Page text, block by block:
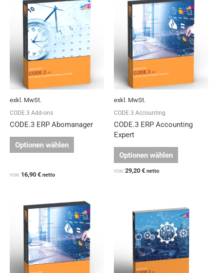
exkl. MwSt.
CODE.3 Add-ons
CODE.3 ERP Abomanager
Optionen wählen
Produkt
weist
mehrere
Varianten
auf.
können
auf
Produktseite
gewählt
VON: 16,90 € netto
exkl. MwSt.
CODE.3 Accounting
CODE.3 ERP Accounting
Expert
Optionen wählen
Produkt
weist
mehrere
Varianten
auf.
können
auf
gewählt
VON: 29,20 € netto
Dieses
Produkt
weist
mehrere
Varianten
auf.
Produkt
weist
mehrere
Varianten
auf.